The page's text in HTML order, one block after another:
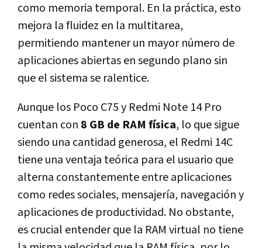
como memoria temporal. En la práctica, esto
mejora la fluidez en la multitarea,
permitiendo mantener un mayor número de
aplicaciones abiertas en segundo plano sin
que el sistema se ralentice.
Aunque los Poco C75 y Redmi Note 14 Pro
cuentan con 8 GB de RAM física, lo que sigue
siendo una cantidad generosa, el Redmi 14C
tiene una ventaja teórica para el usuario que
alterna constantemente entre aplicaciones
como redes sociales, mensajería, navegación y
aplicaciones de productividad. No obstante,
es crucial entender que la RAM virtual no tiene